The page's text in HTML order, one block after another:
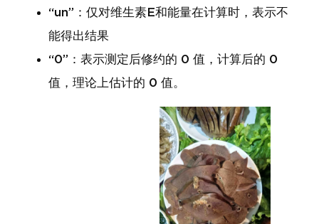
“un”：仅对维生素E和能量在计算时，表示不
能得出结果
“0”：表示测定后修约的 0 值，计算后的 0
值，理论上估计的 0 值。